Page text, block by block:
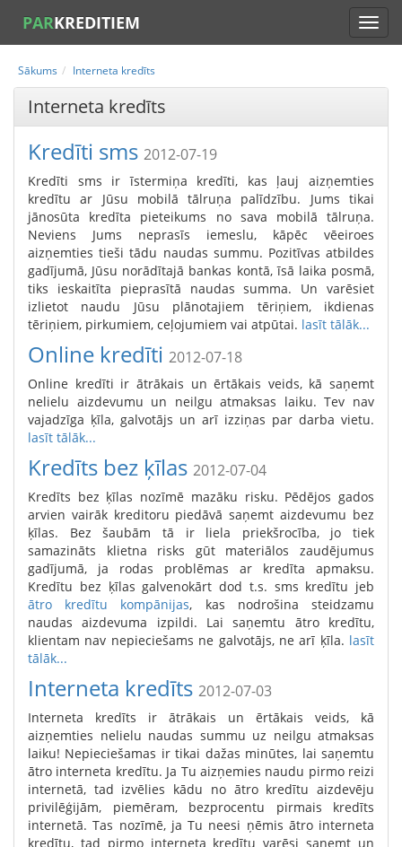
PARKREDITIEM
Sākums Interneta kredīts
Interneta kredīts
Kredīti sms 2012-07-19
Kredīti sms ir īstermiņa kredīti, kas ļauj aizņemties
kredītu ar Jūsu mobilā tālruņa palīdzību. Jums tikai
jānosūta kredīta pieteikums no sava mobilā tālruņa.
Neviens Jums neprasīs iemeslu, kāpēc vēeiroes
aizņemties tieši tādu naudas summu. Pozitīvas atbildes
gadījumā, Jūsu norādītajā bankas kontā, īsā laika posmā,
tiks ieskaitīta pieprasītā naudas summa. Un varēsiet
izlietot naudu Jūsu plānotajiem tēriņiem, ikdienas
tēriņiem, pirkumiem, ceļojumiem vai atpūtai. lasīt tālāk...
Online kredīti 2012-07-18
Online kredīti ir ātrākais un ērtākais veids, kā saņemt
nelielu aizdevumu un neilgu atmaksas laiku. Tev nav
vajadzīga ķīla, galvotājs un arī izziņas par darba vietu.
lasīt tālāk...
Kredīts bez ķīlas 2012-07-04
Kredīts bez ķīlas nozīmē mazāku risku. Pēdējos gados
arvien vairāk kreditoru piedāvā saņemt aizdevumu bez
ķīlas. Bez šaubām tā ir liela priekšrocība, jo tiek
samazināts klietna risks gūt materiālos zaudējumus
gadījumā, ja rodas problēmas ar kredīta apmaksu.
Kredītu bez ķīlas galvenokārt dod t.s. sms kredītu jeb
ātro kredītu kompānijas, kas nodrošina steidzamu
naudas aizdevuma izpildi. Lai saņemtu ātro kredītu,
klientam nav nepieciešams ne galvotājs, ne arī ķīla. lasīt
tālāk...
Interneta kredīts 2012-07-03
Interneta kredīts ir ātrākais un ērtākais veids, kā
aizņemties nelielu naudas summu uz neilgu atmaksas
laiku! Nepieciešamas ir tikai dažas minūtes, lai saņemtu
ātro interneta kredītu. Ja Tu aizņemies naudu pirmo reizi
internetā, tad izvēlies kādu no ātro kredītu aizdevēju
privilēģijām, piemēram, bezprocentu pirmais kredīts
internetā. Tas nozīmē, ja Tu neesi ņēmis ātro interneta
kredītu, tad pirmo interneta kredītu varēsi saņemt un